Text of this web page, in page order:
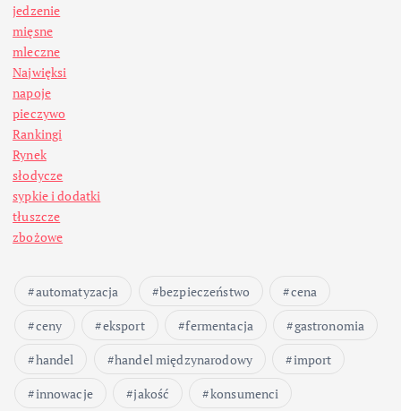
jedzenie
mięsne
mleczne
Najwięksi
napoje
pieczywo
Rankingi
Rynek
słodycze
sypkie i dodatki
tłuszcze
zbożowe
automatyzacja bezpieczeństwo
cena
ceny
eksport fermentacja
gastronomia
handel
handel międzynarodowy
import
innowacje
jakość
konsumenci